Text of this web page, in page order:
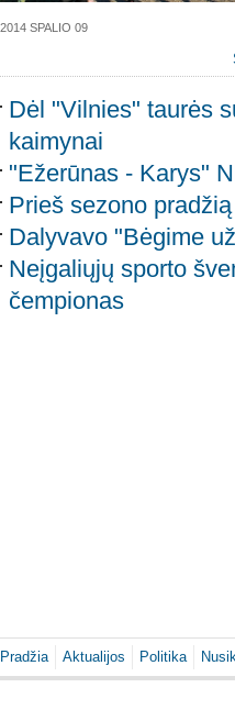
2014 SPALIO 09
Dėl "Vilnies" taurės
kaimynai
"Ežerūnas - Karys"
Prieš sezono
Dalyvavo "Bėgime
Neįgaliųjų sporto
čempionas
Pradžia Aktualijos Politika